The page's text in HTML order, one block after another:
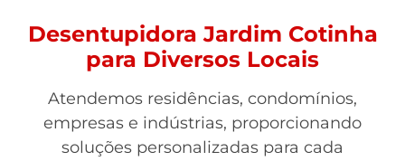
Desentupidora Jardim Cotinha
para Diversos Locais
Atendemos residências, condomínios,
empresas e indústrias, proporcionando
soluções personalizadas para cada